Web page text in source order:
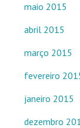
maio 2015
abril 2015
março 2015
fevereiro
janeiro 2015
dezembro